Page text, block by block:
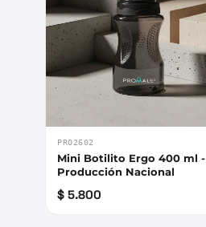
PRO2602
Mini Botilito Ergo 400 ml -
Producción Nacional
$ 5.800